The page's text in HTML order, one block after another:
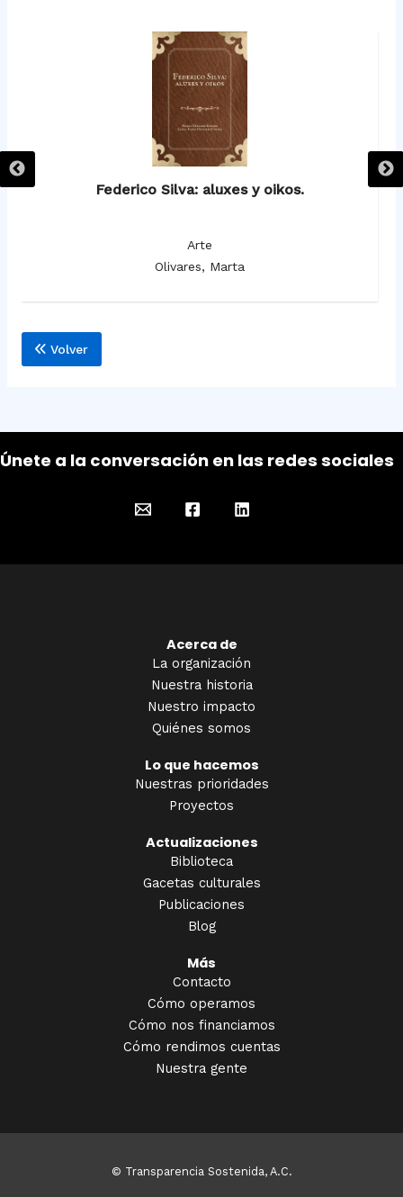
Federico Silva: aluxes y oikos.
Arte
Olivares, Marta
Volver
Únete a la conversación en las redes sociales
Acerca de
La organización
Nuestra historia
Nuestro impacto
Quiénes somos
Lo que hacemos
Nuestras prioridades
Proyectos
Actualizaciones
Biblioteca
Gacetas culturales
Publicaciones
Blog
Más
Contacto
Cómo operamos
Cómo nos financiamos
Cómo rendimos cuentas
Nuestra gente
© Transparencia Sostenida, A.C.